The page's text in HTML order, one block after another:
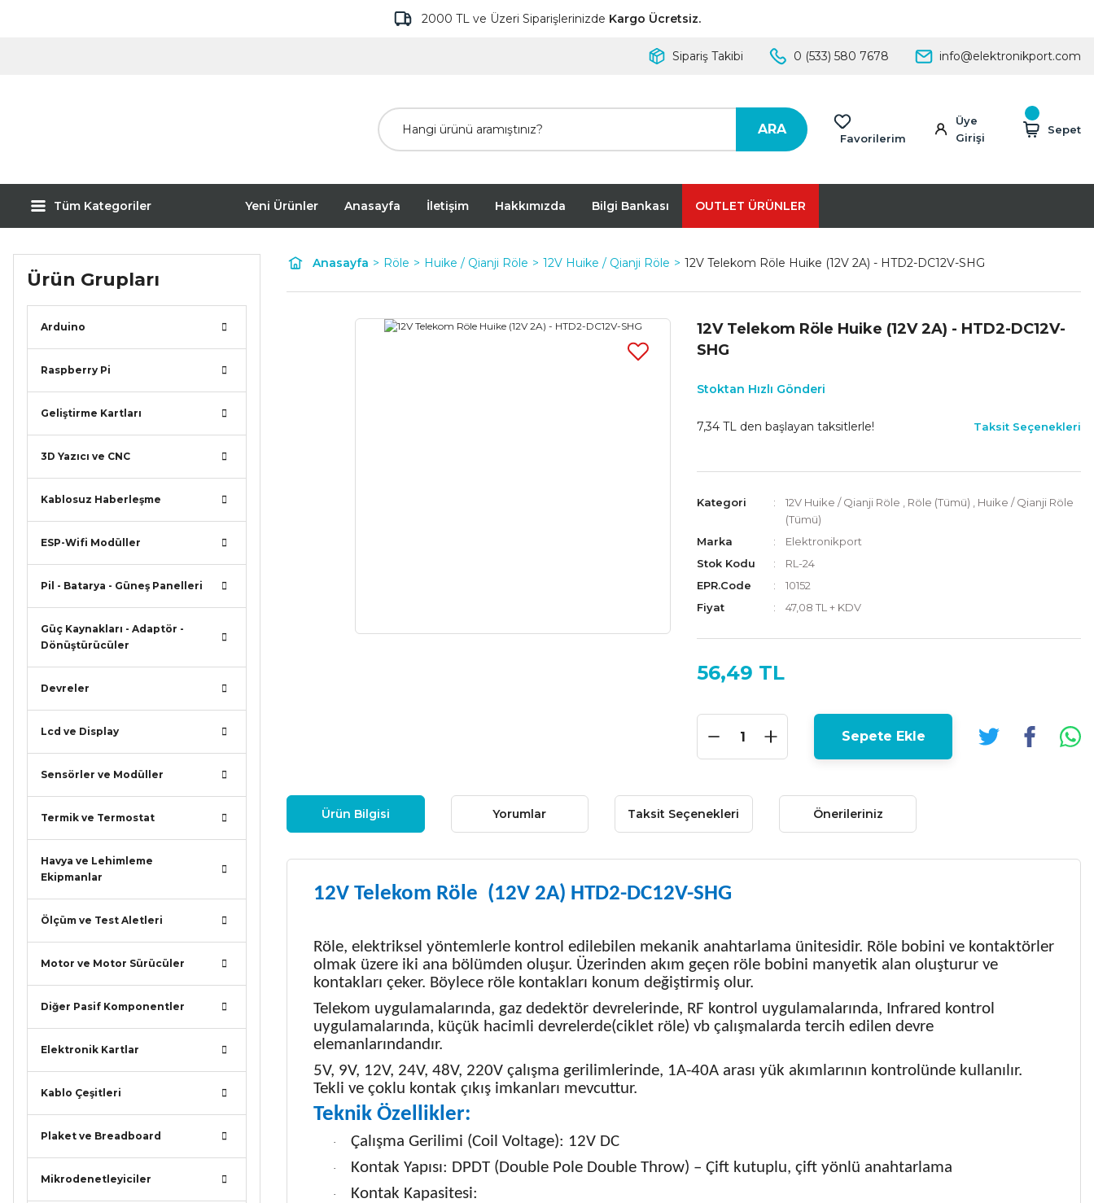
2000 TL ve Üzeri Siparişlerinizde Kargo Ücretsiz.
Sipariş Takibi 0 (533) 580 7678 info@elektronikport.com
ARA
Favorilerim
Üye
Girişi
Sepet
Tüm Kategoriler Yeni Ürünler Anasayfa İletişim Hakkımızda Bilgi Bankası OUTLET ÜRÜNLER
Ürün Grupları
Arduino
Raspberry Pi
Geliştirme Kartları
3D Yazıcı ve CNC
Kablosuz Haberleşme
ESP-Wifi Modüller
Pil - Batarya - Güneş Panelleri
Güç Kaynakları - Adaptör -
Dönüştürücüler
Devreler
Lcd ve Display
Sensörler ve Modüller
Termik ve Termostat
Havya ve Lehimleme
Ekipmanlar
Ölçüm ve Test Aletleri
Motor ve Motor Sürücüler
Diğer Pasif Komponentler
Elektronik Kartlar
Kablo Çeşitleri
Plaket ve Breadboard
Mikrodenetleyiciler
Anasayfa Röle Huike / Qianji Röle 12V Huike / Qianji Röle 12V Telekom Röle Huike (12V 2A) - HTD2-DC12V-SHG
12V Telekom Röle Huike (12V 2A) - HTD2-DC12V-
SHG
Stoktan Hızlı Gönderi
7,34 TL den başlayan taksitlerle! Taksit Seçenekleri
Kategori 12V Huike / Qianji Röle Röle (Tümü)
Huike / Qianji Röle
(Tümü)
Marka
Elektronikport
Stok Kodu
RL-24
EPR.Code
10152
Fiyat
47,08 TL + KDV
56,49 TL
Sepete Ekle
Ürün Bilgisi Yorumlar Taksit Seçenekleri Önerileriniz
12V Telekom Röle (12V 2A) HTD2-DC12V-SHG
Röle, elektriksel yöntemlerle kontrol edilebilen mekanik anahtarlama ünitesidir. Röle bobini ve kontaktörler
olmak üzere iki ana bölümden oluşur. Üzerinden akım geçen röle bobini manyetik alan oluşturur ve
kontakları çeker. Böylece röle kontakları konum değiştirmiş olur.
Telekom uygulamalarında, gaz dedektör devrelerinde, RF kontrol uygulamalarında, Infrared kontrol
uygulamalarında, küçük hacimli devrelerde(ciklet röle) vb çalışmalarda tercih edilen devre
elemanlarındandır.
5V, 9V, 12V, 24V, 48V, 220V çalışma gerilimlerinde, 1A-40A arası yük akımlarının kontrolünde kullanılır.
Tekli ve çoklu kontak çıkış imkanları mevcuttur.
Teknik Özellikler:
· Çalışma Gerilimi (Coil Voltage): 12V DC
· Kontak Yapısı: DPDT (Double Pole Double Throw) – Çift kutuplu, çift yönlü anahtarlama
·
Kontak Kapasitesi: